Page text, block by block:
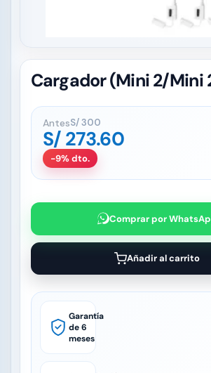
Cargador (Mini 2/Mini
AntesS/300
S/ 273.60
-9% dto.
Comprar por
Añadir al carrito
Garantía
de 6
meses